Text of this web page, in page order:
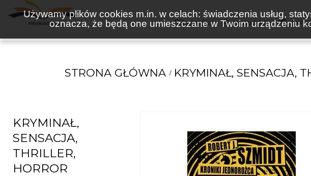
Używamy plików cookies m.in. w celach: świadczenia usług,
oznacza, że będą one umieszczane w Twoim urządzeniu
KSIĄŻKI NOWOŚCI
STRONA GŁÓWNA KRYMINAŁ, SENSACJA,
KRYMINAŁ,
SENSACJA,
THRILLER,
HORROR